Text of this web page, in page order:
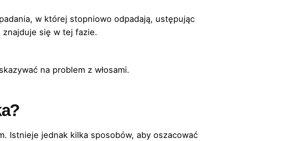
w której stopniowo odpadają, ustępując
znajduje się w tej fazie.
na problem z włosami.
Istnieje jednak kilka sposobów, aby oszacować